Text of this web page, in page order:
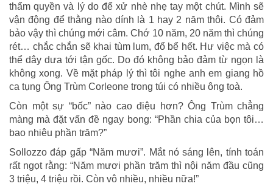
thẩm quyền và lý do để xử nhè nhẹ tay một chút. Mình sẽ
vận động để thằng nào dính là 1 hay 2 năm thôi. Có đảm
bảo vậy thì chúng mới câm. Chớ 10 năm, 20 năm thì chúng
rét… chắc chắn sẽ khai tùm lum, đổ bể hết. Hư việc mà có
thể dây dưa tới tận gốc. Do đó không bảo đảm từ ngọn là
không xong. Về mặt pháp lý thì tôi nghe anh em giang hồ
ca tụng Ông Trùm Corleone trong túi có nhiều ông toà.
Còn một sự “bốc” nào cao điệu hơn? Ông Trùm chẳng
màng mà đặt vấn đề ngay bong: “Phần chia của bọn tôi…
bao nhiêu phần trăm?”
Sollozzo đáp gấp “Năm mươi”. Mắt nó sáng lên, tính toán
rất ngọt rằng: “Năm mươi phần trăm thì nội năm đầu cũng
3 triệu, 4 triệu rồi. Còn vô nhiều, nhiều nữa!”